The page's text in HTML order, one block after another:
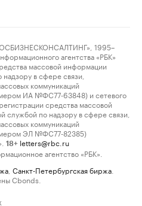
1995–
агентства «РБК»
массовой информации
в сфере связи,
коммуникаций
ИА №ФС77-63848) и сетевого
средства массовой
по надзору в сфере связи,
коммуникаций
ЭЛ №ФС77-82385)
18+ letters@rbc.ru
агентство «РБК».
Санкт-Петербургская биржа
Cbonds.